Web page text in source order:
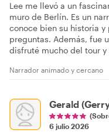
Lee me llevó a un
muro de Berlín. Es un
conoce bien su historia
preguntas. Además, fue
disfruté mucho del tour
Narrador animado y cercano
Gerald
6 julio 2026